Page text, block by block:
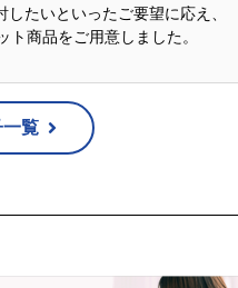
たいといったご要望に応え、
商品をご用意しました。
覧